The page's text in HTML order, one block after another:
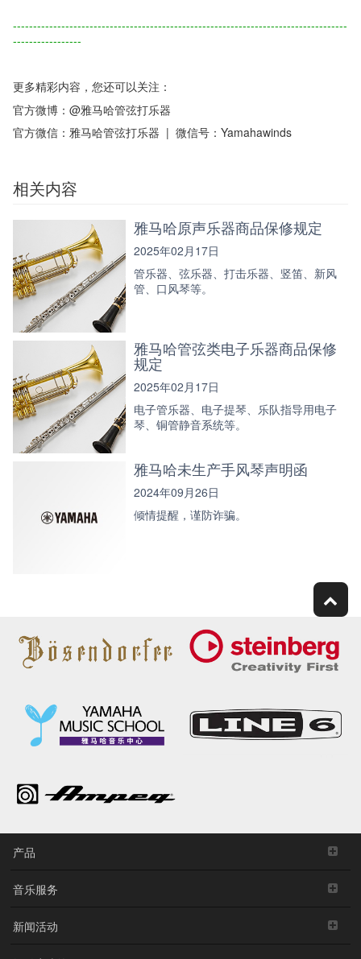
-----------------------------------------------------------------------------------
-----------------
更多精彩内容，您还可以关注：
官方微博：@雅马哈管弦打乐器
官方微信：雅马哈管弦打乐器 | 微信号：Yamahawinds
相关内容
雅马哈原声乐器商品保修规定
2025年02月17日
管乐器、弦乐器、打击乐器、竖笛、新风
管、口风琴等。
雅马哈管弦类电子乐器商品保修
规定
2025年02月17日
电子管乐器、电子提琴、乐队指导用电子
琴、铜管静音系统等。
雅马哈未生产手风琴声明函
2024年09月26日
倾情提醒，谨防诈骗。
产品
音乐服务
新闻活动